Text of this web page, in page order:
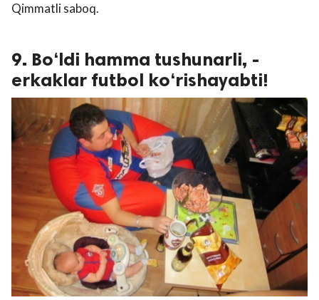
Qimmatli saboq.
9. Bo‘ldi hamma tushunarli, -
erkaklar futbol ko‘rishayabti!